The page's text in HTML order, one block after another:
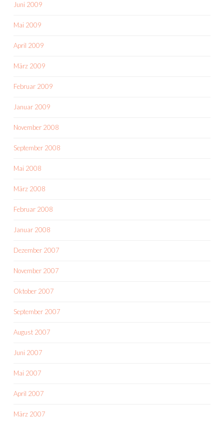
Juni 2009
Mai 2009
April 2009
März 2009
Februar 2009
Januar 2009
November 2008
September 2008
Mai 2008
März 2008
Februar 2008
Januar 2008
Dezember 2007
November 2007
Oktober 2007
September 2007
August 2007
Juni 2007
Mai 2007
April 2007
März 2007